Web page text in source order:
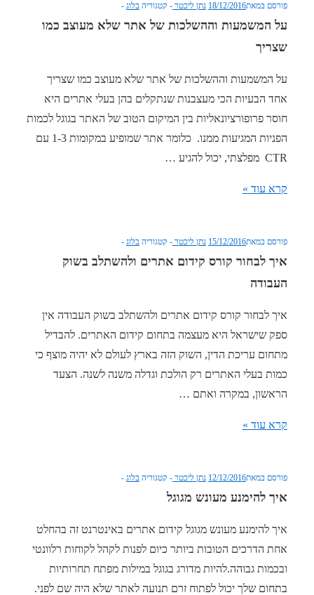
ואופטימיזציה
למובייל
פורסם במאת18/12/2016 נתן ליכטר קטגוריהבלוג
על המשמעות וההשלכות של אתר שלא מעוצב כמו
שצריך
על המשמעות וההשלכות של אתר שלא מעוצב כמו שצריך
אחד הבעיות הכי מעצבנות שנתקלים בהן בעלי אתרים היא
חוסר פרופורציונאליות בין המיקום הטוב של האתר בגוגל לכמות
הפניות המגיעות ממנו. כלומר אתר שמופיע במקומות 1-3 עם
CTR מפלצתי, יכול להגיע …
על
של
אתר
שלא
קרא עוד »
פורסם במאת15/12/2016 נתן ליכטר קטגוריהבלוג
איך לבחור קורס קידום אתרים ולהשתלב בשוק
העבודה
איך לבחור קורס קידום אתרים ולהשתלב בשוק העבודה אין
ספק שישראל היא מעצמה בתחום קידום האתרים. להבדיל
מתחום עריכת הדין, השוק הזה בארץ לעולם לא יהיה מוצף כי
כמות בעלי האתרים רק הולכת וגדלה משנה לשנה. הצעד
הראשון, במקרה ואתם …
איך
קידום
אתרים
ולהשתלב
קרא עוד »
פורסם במאת12/12/2016 נתן ליכטר קטגוריהבלוג
איך להימנע מעונש מגוגל
איך להימנע מעונש מגוגל קידום אתרים באינטרנט זה בהחלט
אחת הדרכים הטובות ביותר כיום לפנות לקהל לקוחות רלוונטי
ובכמות גבוהה.להיות מדורג בגוגל במילות מפתח תחרותיות
בתחום שלך יכול לפתוח זרם תנועה לאתר שלא היה שם לפני.